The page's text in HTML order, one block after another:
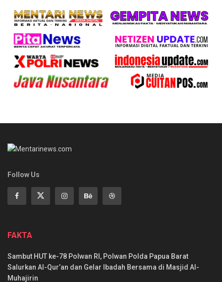
Follow Us
FAKTA
Sambut HUT ke-78 Polwan RI, Polwan Polda Papua Barat
Salurkan Al-Qur’an dan Gelar Ibadah Bersama di Masjid Al-
Muhajirin